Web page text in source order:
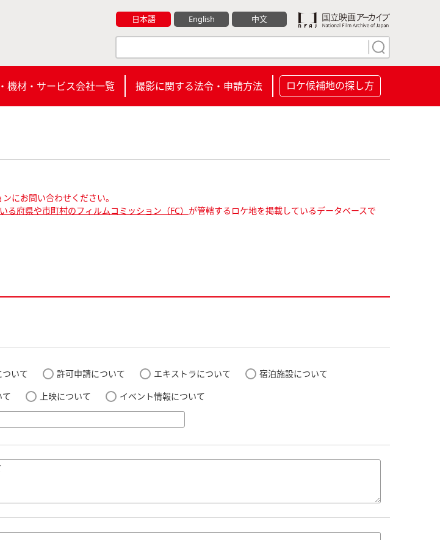
日本語 English 中文
機材・サービス会社一覧 撮影に関する法令・申請方法 ロケ候補地の探し方
にお問い合わせください。
る府県や市町村のフィルムコミッション（FC） が管轄するロケ地を掲載しているデータベースで
ついて 許可申請について エキストラについて
宿泊施設について
上映について
イベント情報について